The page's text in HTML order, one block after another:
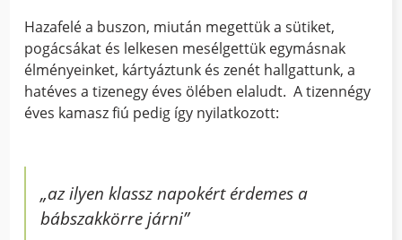
Hazafelé a buszon, miután megettük a sütiket,
pogácsákat és lelkesen mesélgettük egymásnak
élményeinket, kártyáztunk és zenét hallgattunk, a
hatéves a tizenegy éves ölében elaludt. A tizennégy
éves kamasz fiú pedig így nyilatkozott:
„az ilyen klassz napokért érdemes a
bábszakkörre járni”